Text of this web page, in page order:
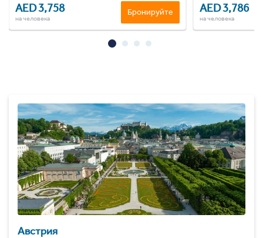
AED 3,758
на человека
Бронируйте AED 3,786
на человека
Австрия